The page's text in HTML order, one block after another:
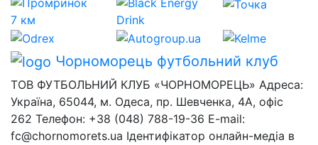
Чорноморець футбольний клуб
ТОВ ФУТБОЛЬНИЙ КЛУБ «ЧОРНОМОРЕЦЬ» Адреса:
Україна, 65044, м. Одеса, пр. Шевченка, 4А, офіс
262 Телефон: +38 (048) 788-19-36 E-mail:
fc@chornomorets.ua Ідентифікатор онлайн-медіа в